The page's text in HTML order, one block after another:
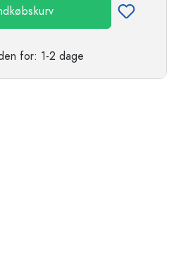
for: 1-2 dage